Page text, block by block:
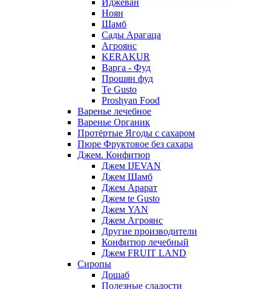
Иджеван
Ноян
Шамб
Сады Арагаца
Агроянс
KERAKUR
Варга - Фуд
Прошян фуд
Te Gusto
Proshyan Food
Варенье лечебное
Варенье Органик
Протёртые Ягоды с сахаром
Пюре Фруктовое без сахара
Джем. Конфитюр
Джем IJEVAN
Джем Шамб
Джем Арарат
Джем te Gusto
Джем YAN
Джем Агроянс
Другие производители
Конфитюр лечебный
Джем FRUIT LAND
Сиропы
Дошаб
Полезные сладости